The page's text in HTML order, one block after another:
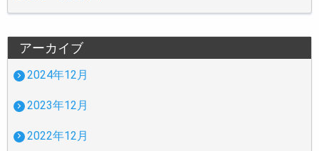
アーカイブ
2024年12月
2023年12月
2022年12月